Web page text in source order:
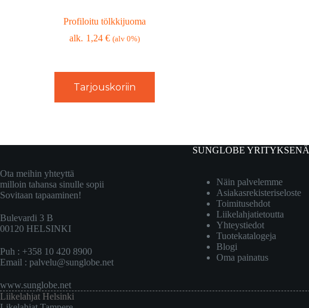
Profiloitu tölkkijuoma
1,24 € (alv 0%)
Tarjouskoriin
Ota meihin yhteyttä
milloin tahansa sinulle sopii
Sovitaan tapaaminen!
Bulevardi 3 B
00120 HELSINKI
Puh : +358 10 420 8900
Email : palvelu@sunglobe.net
www.sunglobe.net
SUNGLOBE YRITYKSENÄ
Näin palvelemme
Asiakasrekisteriseloste
Toimitusehdot
Liikelahjatietoutta
Yhteystiedot
Tuotekatalogeja
Blogi
Oma painatus
Liikelahjat Helsinki